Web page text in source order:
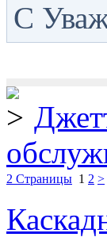
С
2 Страницы 1 2 >